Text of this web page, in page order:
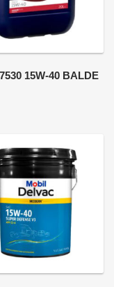
15W-40 BALDE